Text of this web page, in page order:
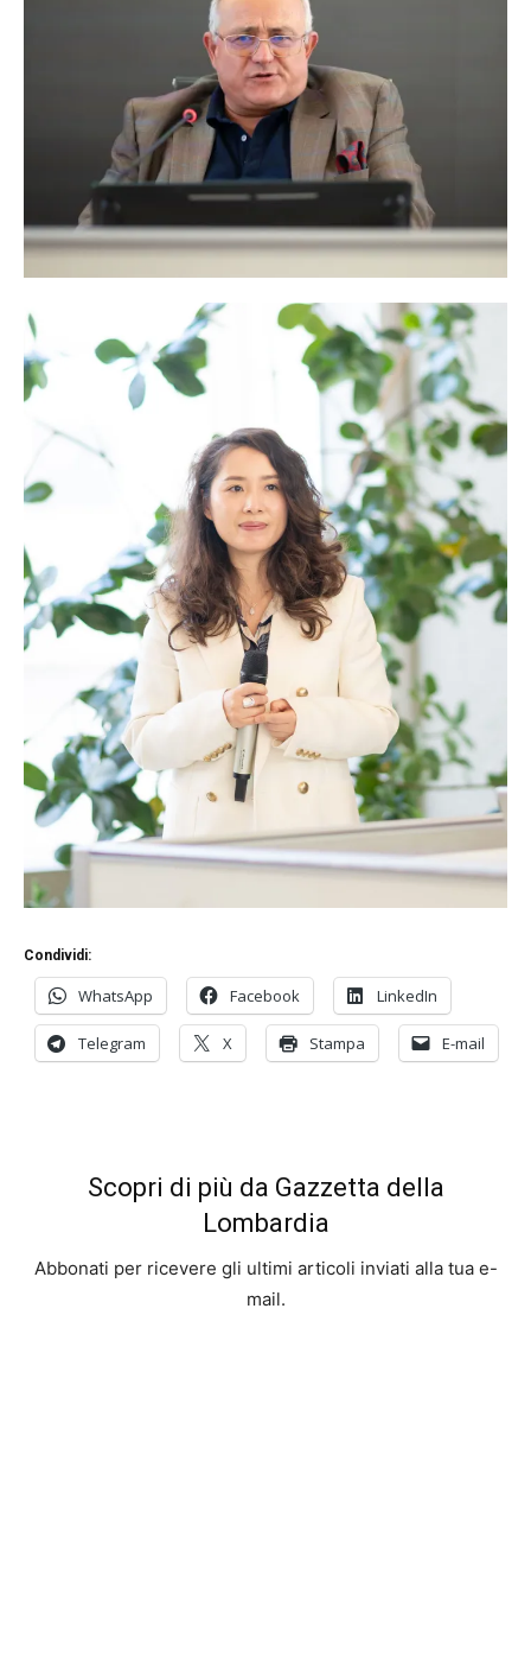
Condividi:
WhatsApp Facebook LinkedIn
Telegram X Stampa E-mail
Scopri di più da Gazzetta della
Lombardia
Abbonati per ricevere gli ultimi articoli inviati alla tua e-
mail.